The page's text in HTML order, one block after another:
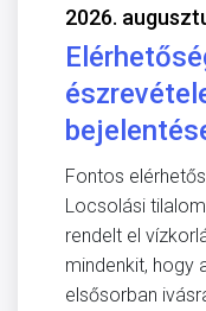
2026.
Fontos
Locsolási
rendelt el
mindenkit, hogy
elsősorban